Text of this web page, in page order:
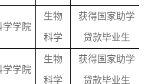
学学院
生物
科学
获得国家助学
贷款毕业生
学学院
生物
科学
获得国家助学
贷款毕业生